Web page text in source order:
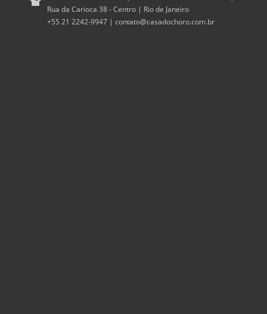
Rua da Carioca 38 - Centro | Rio de Janeiro
+55 21 2242-9947 | contato@casadochoro.com.br